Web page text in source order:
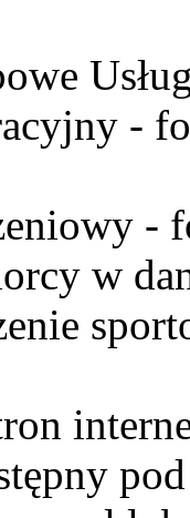
-
-
w